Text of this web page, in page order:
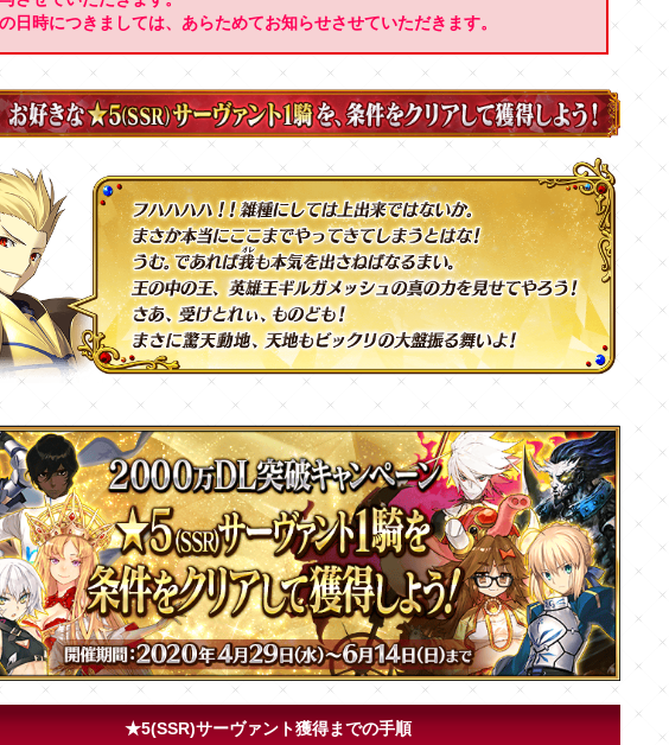
日時につきましては、あらためてお知らせさせていただきます。
★5(SSR)サーヴァント獲得までの手順